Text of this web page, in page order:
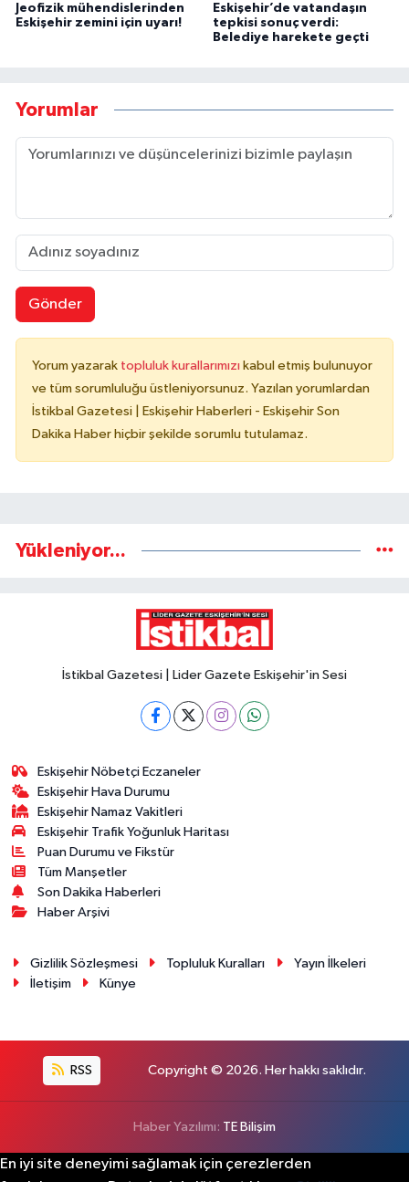
Jeofizik mühendislerinden
Eskişehir zemini için uyarı!
Eskişehir’de vatandaşın
tepkisi sonuç verdi:
Belediye harekete geçti
Yorumlar
Gönder
Yorum yazarak topluluk kurallarımızı kabul etmiş bulunuyor
ve tüm sorumluluğu üstleniyorsunuz. Yazılan yorumlardan
İstikbal Gazetesi | Eskişehir Haberleri - Eskişehir Son
Dakika Haber hiçbir şekilde sorumlu tutulamaz.
Yükleniyor...
İstikbal Gazetesi | Lider Gazete Eskişehir'in Sesi
Eskişehir Nöbetçi Eczaneler
Eskişehir Hava Durumu
Eskişehir Namaz Vakitleri
Eskişehir Trafik Yoğunluk Haritası
Puan Durumu ve Fikstür
Tüm Manşetler
Son Dakika Haberleri
Haber Arşivi
Gizlilik Sözleşmesi Topluluk Kuralları
Yayın İlkeleri
İletişim
Künye
RSS Copyright © 2026. Her hakkı saklıdır.
Haber Yazılımı: TE Bilişim
En iyi site deneyimi sağlamak için çerezlerden